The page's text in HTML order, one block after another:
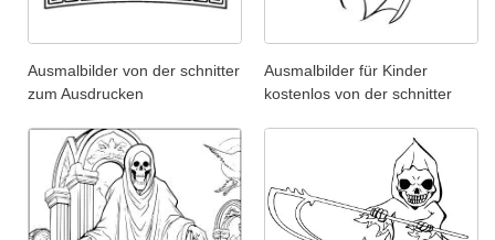
Ausmalbilder von der schnitter
zum Ausdrucken
Ausmalbilder für Kinder
kostenlos von der schnitter